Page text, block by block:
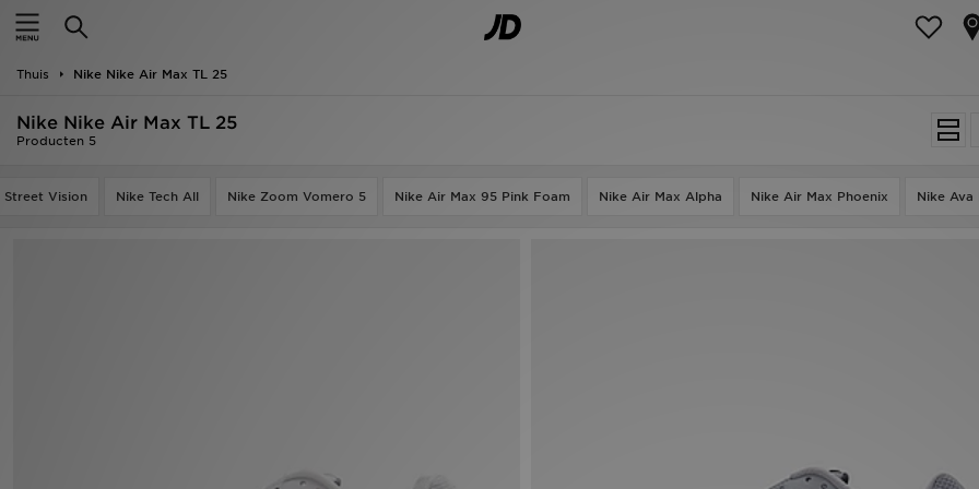
Thuis Nike Nike Air Max TL 25
Nike Nike Air Max TL 25
Producten 5
Street Vision Nike Tech All Nike Zoom Vomero 5 Nike Air Max 95 Pink Foam Nike Air Max Alpha Nike Air Max Phoenix Nike Ava
New In
Dames